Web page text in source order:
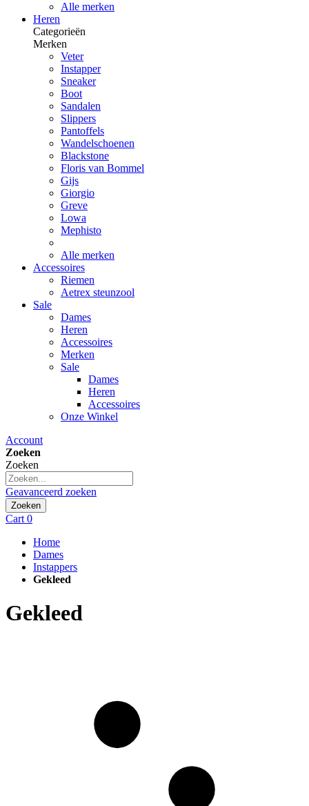
Alle merken
Heren
Categorieën
Merken
Veter
Instapper
Sneaker
Boot
Sandalen
Slippers
Pantoffels
Wandelschoenen
Blackstone
Floris van Bommel
Gijs
Giorgio
Greve
Lowa
Mephisto
Alle merken
Accessoires
Riemen
Aetrex steunzool
Sale
Dames
Heren
Accessoires
Merken
Sale
Dames
Heren
Accessoires
Onze Winkel
Account
Zoeken
Zoeken
Geavanceerd zoeken
Zoeken
Cart 0
Home
Dames
Instappers
Gekleed
Gekleed